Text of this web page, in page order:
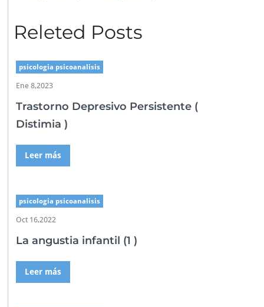
Releted Posts
psicologia psicoanalisis
Ene 8,2023
Trastorno Depresivo Persistente (
Distimia )
Leer más
psicologia psicoanalisis
Oct 16,2022
La angustia infantil (1 )
Leer más